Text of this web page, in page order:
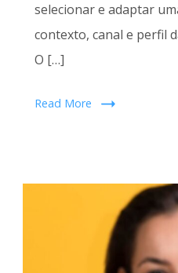
selecionar e adaptar
contexto, canal e perfil
O […]
Read More